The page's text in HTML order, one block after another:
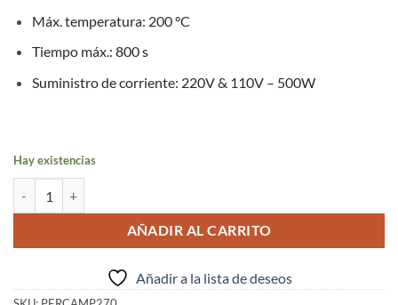
Máx. temperatura: 200 °C
Tiempo máx.: 800 s
Suministro de corriente: 220V & 110V – 500W
Hay existencias
AÑADIR AL CARRITO
Añadir a la lista de deseos